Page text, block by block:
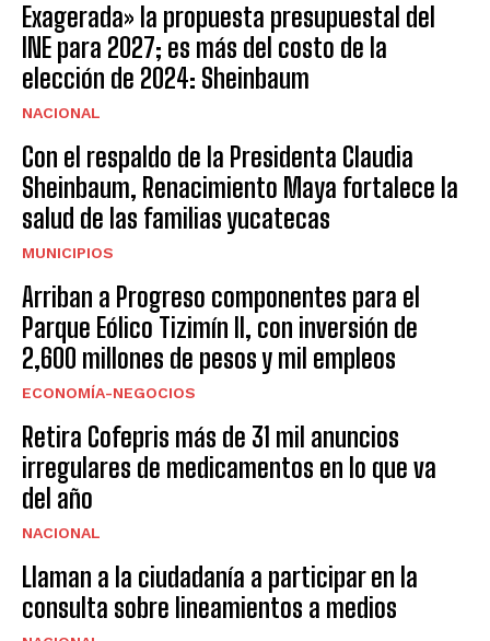
Exagerada» la propuesta presupuestal del
INE para 2027; es más del costo de la
elección de 2024: Sheinbaum
NACIONAL
Con el respaldo de la Presidenta Claudia
Sheinbaum, Renacimiento Maya fortalece la
salud de las familias yucatecas
MUNICIPIOS
Arriban a Progreso componentes para el
Parque Eólico Tizimín II, con inversión de
2,600 millones de pesos y mil empleos
ECONOMÍA-NEGOCIOS
Retira Cofepris más de 31 mil anuncios
irregulares de medicamentos en lo que va
del año
NACIONAL
Llaman a la ciudadanía a participar en la
consulta sobre lineamientos a medios